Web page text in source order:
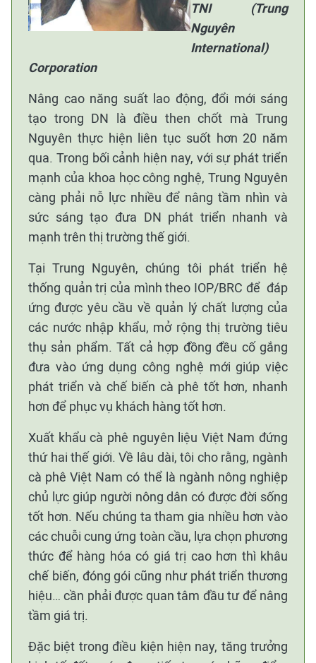
TNI (Trung
Nguyên
International)
Corporation
Nâng cao năng suất lao động, đổi mới sáng
tạo trong DN là điều then chốt mà Trung
Nguyên thực hiện liên tục suốt hơn 20 năm
qua. Trong bối cảnh hiện nay, với sự phát triển
mạnh của khoa học công nghệ, Trung Nguyên
càng phải nỗ lực nhiều để nâng tầm nhìn và
sức sáng tạo đưa DN phát triển nhanh và
mạnh trên thị trường thế giới.
Tại Trung Nguyên, chúng tôi phát triển hệ
thống quản trị của mình theo IOP/BRC để đáp
ứng được yêu cầu về quản lý chất lượng của
các nước nhập khẩu, mở rộng thị trường tiêu
thụ sản phẩm. Tất cả hợp đồng đều cố gắng
đưa vào ứng dụng công nghệ mới giúp việc
phát triển và chế biến cà phê tốt hơn, nhanh
hơn để phục vụ khách hàng tốt hơn.
Xuất khẩu cà phê nguyên liệu Việt Nam đứng
thứ hai thế giới. Về lâu dài, tôi cho rằng, ngành
cà phê Việt Nam có thể là ngành nông nghiệp
chủ lực giúp người nông dân có được đời sống
tốt hơn. Nếu chúng ta tham gia nhiều hơn vào
các chuỗi cung ứng toàn cầu, lựa chọn phương
thức để hàng hóa có giá trị cao hơn thì khâu
chế biến, đóng gói cũng như phát triển thương
hiệu… cần phải được quan tâm đầu tư để nâng
tầm giá trị.
Đặc biệt trong điều kiện hiện nay, tăng trưởng